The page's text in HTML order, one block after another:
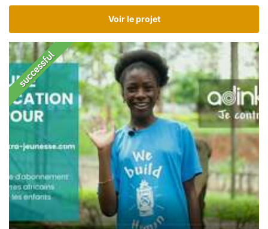
Voir le projet